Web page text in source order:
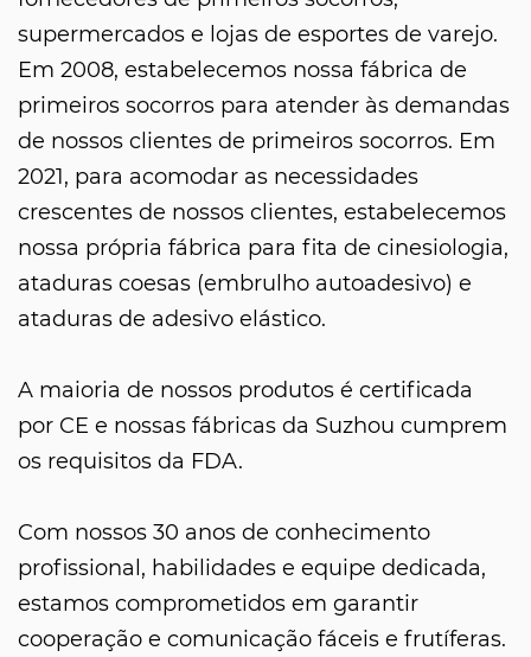
supermercados e lojas de esportes de varejo.
Em 2008, estabelecemos nossa fábrica de
primeiros socorros para atender às demandas
de nossos clientes de primeiros socorros. Em
2021, para acomodar as necessidades
crescentes de nossos clientes, estabelecemos
nossa própria fábrica para fita de cinesiologia,
ataduras coesas (embrulho autoadesivo) e
ataduras de adesivo elástico.
A maioria de nossos produtos é certificada
por CE e nossas fábricas da Suzhou cumprem
os requisitos da FDA.
Com nossos 30 anos de conhecimento
profissional, habilidades e equipe dedicada,
estamos comprometidos em garantir
cooperação e comunicação fáceis e frutíferas.